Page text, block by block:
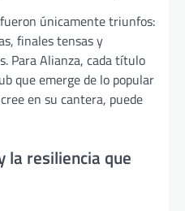
únicamente triunfos:
finales tensas y
Para Alianza, cada título
que emerge de lo popular
en su cantera, puede
la resiliencia que